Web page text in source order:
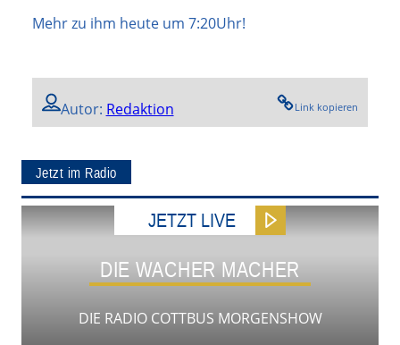
Mehr zu ihm heute um 7:20Uhr!
Autor: Redaktion Link kopieren
Jetzt im Radio
JETZT LIVE
DIE WACHER MACHER
DIE RADIO COTTBUS MORGENSHOW